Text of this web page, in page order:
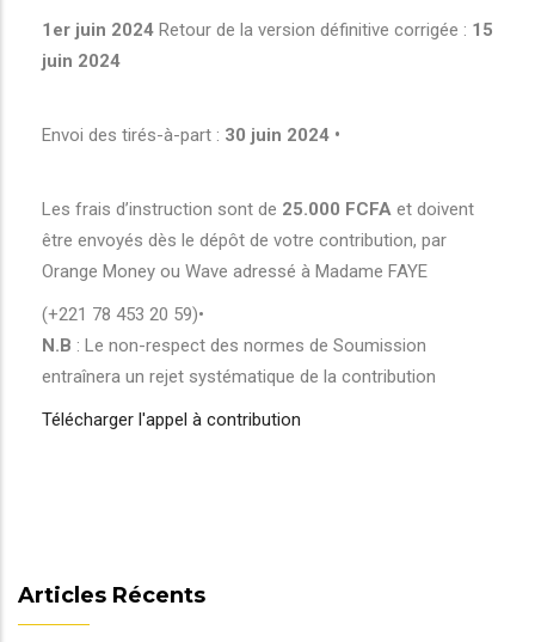
1er juin 2024 Retour de la version définitive corrigée : 15
juin 2024
Envoi des tirés-à-part : 30 juin 2024 •
Les frais d’instruction sont de 25.000 FCFA et doivent
être envoyés dès le dépôt de votre contribution, par
Orange Money ou Wave adressé à Madame FAYE
(+221 78 453 20 59)•
N.B : Le non-respect des normes de Soumission
entraînera un rejet systématique de la contribution
Télécharger l'appel à contribution
Articles Récents